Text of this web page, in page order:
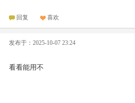
回复 喜欢
发布于：2025-10-07 23:24
看看能用不